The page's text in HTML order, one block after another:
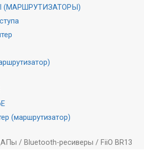
(МАРШРУТИЗАТОРЫ)
(маршрутизатор)
/ Bluetooth-ресиверы / FiiO BR13